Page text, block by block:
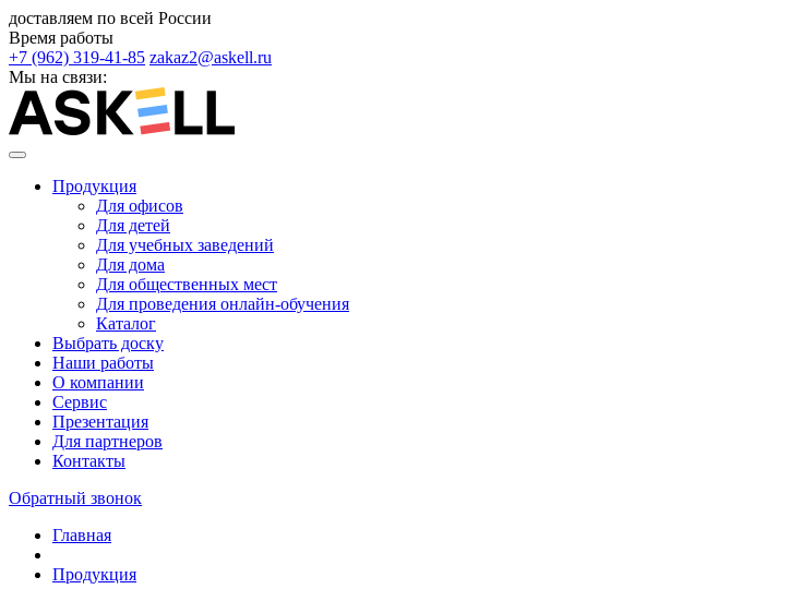
доставляем по всей России
Время работы
+7 (962) 319-41-85 zakaz2@askell.ru
Мы на связи:
Продукция
Для офисов
Для детей
Для учебных заведений
Для дома
Для общественных мест
Для проведения онлайн-обучения
Каталог
Выбрать доску
Наши работы
О компании
Сервис
Презентация
Для партнеров
Контакты
Обратный звонок
Главная
Продукция